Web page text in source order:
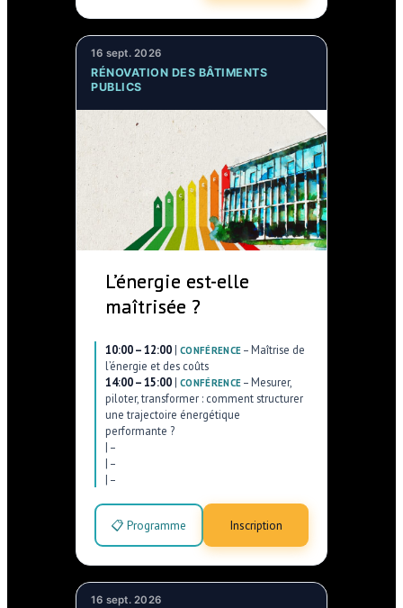
16 sept. 2026
RÉNOVATION DES BÂTIMENTS
PUBLICS
L’énergie est-elle
maîtrisée ?
10:00 – 12:00 | CONFÉRENCE – Maîtrise de
l’énergie et des coûts
14:00 – 15:00 | CONFÉRENCE – Mesurer,
piloter, transformer : comment structurer
une trajectoire énergétique
performante ?
| –
| –
| –
📋 Programme Inscription
16 sept. 2026